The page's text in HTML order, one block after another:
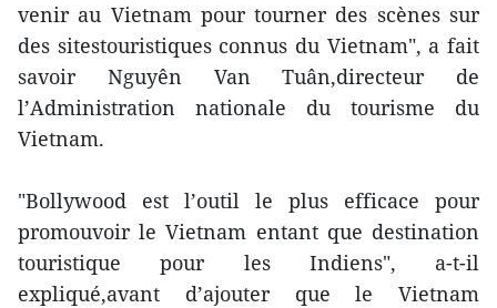
venir au Vietnam pour tourner des scènes sur
des sitestouristiques connus du Vietnam", a fait
savoir Nguyên Van Tuân,directeur de
l’Administration nationale du tourisme du
Vietnam.
"Bollywood est l’outil le plus efficace pour
promouvoir le Vietnam entant que destination
touristique pour les Indiens", a-t-il
expliqué,avant d’ajouter que le Vietnam